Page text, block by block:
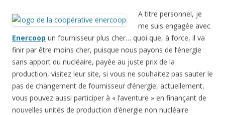
A titre personnel, je
me suis engagée avec
Enercoop un fournisseur plus cher… quoi que, à force, il va
finir par être moins cher, puisque nous payons de l’énergie
sans apport du nucléaire, payée au juste prix de la
production, visitez leur site, si vous ne souhaitez pas sauter le
pas de changement de fournisseur d’énergie, actuellement,
vous pouvez aussi participer à « l’aventure » en finançant de
nouvelles unités de production d’énergie non nucléaire